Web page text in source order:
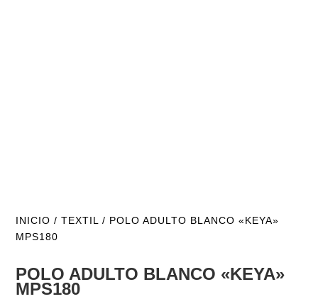
INICIO /TEXTIL
/ POLO ADULTO BLANCO «KEYA»
MPS180
POLO ADULTO BLANCO «KEYA»
MPS180